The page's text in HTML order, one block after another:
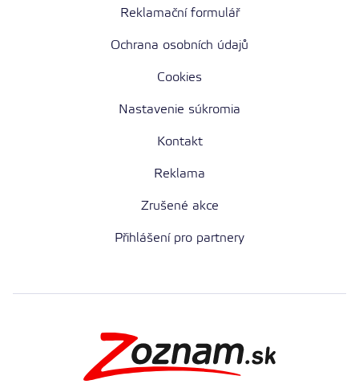
Reklamační formulář
Ochrana osobních údajů
Cookies
Nastavenie súkromia
Kontakt
Reklama
Zrušené akce
Přihlášení pro partnery